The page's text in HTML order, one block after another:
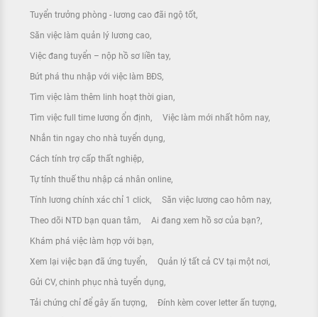
Tuyển trưởng phòng - lương cao đãi ngộ tốt
Săn việc làm quản lý lương cao
Việc đang tuyển – nộp hồ sơ liền tay
Bứt phá thu nhập với việc làm BĐS
Tìm việc làm thêm linh hoạt thời gian
Tìm việc full time lương ổn định Việc làm mới nhất hôm nay
Nhắn tin ngay cho nhà tuyển dụng
Cách tính trợ cấp thất nghiệp
Tự tính thuế thu nhập cá nhân online
Tính lương chính xác chỉ 1 click Săn việc lương cao hôm nay
Theo dõi NTD bạn quan tâm Ai đang xem hồ sơ của bạn?
Khám phá việc làm hợp với bạn
Xem lại việc bạn đã ứng tuyển Quản lý tất cả CV tại một nơi
Gửi CV, chinh phục nhà tuyển dụng
Tải chứng chỉ để gây ấn tượng Đính kèm cover letter ấn tượng